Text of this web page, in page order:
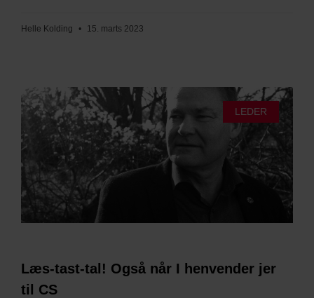
Helle Kolding 15. marts 2023
LEDER
Læs-tast-tal! Også når I henvender jer
til CS